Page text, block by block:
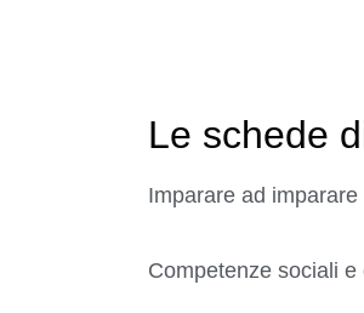
Le schede
Imparare ad imparare
Competenze sociali e